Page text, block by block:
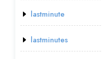
lastminute
lastminutes